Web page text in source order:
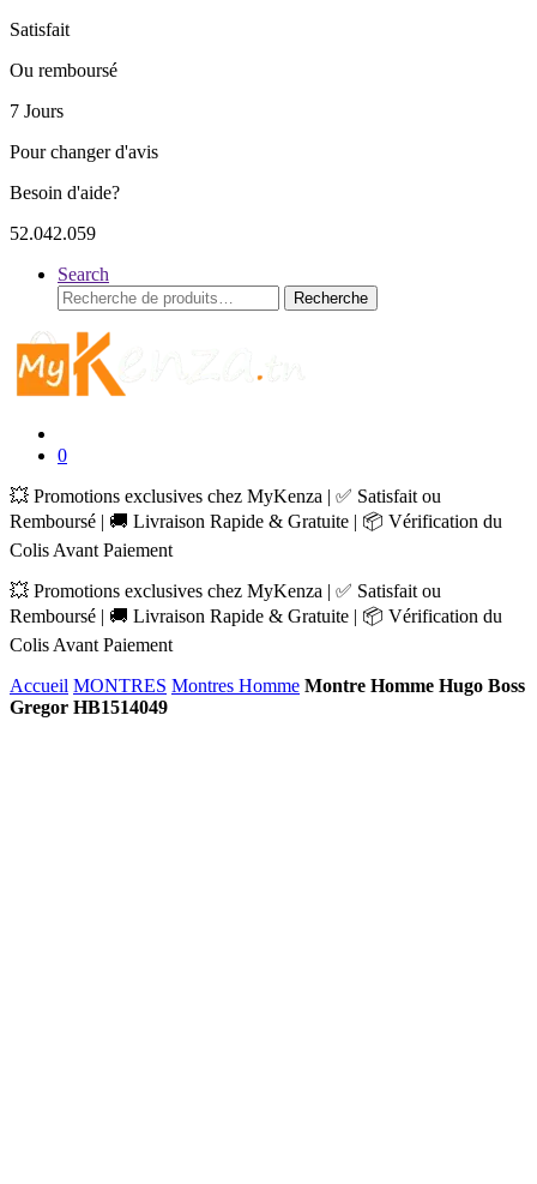
Satisfait
Ou remboursé
7 Jours
Pour changer d'avis
Besoin d'aide?
52.042.059
Search
Recherche
pour :
Recherche
0
💥 Promotions exclusives chez MyKenza | ✅ Satisfait ou
Remboursé | 🚚 Livraison Rapide & Gratuite | 📦 Vérification du
Colis Avant Paiement
💥 Promotions exclusives chez MyKenza | ✅ Satisfait ou
Remboursé | 🚚 Livraison Rapide & Gratuite | 📦 Vérification du
Colis Avant Paiement
Accueil MONTRES Montres Homme Montre Homme Hugo Boss
Gregor HB1514049